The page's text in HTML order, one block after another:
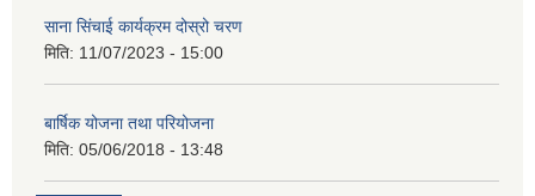
साना सिंचाई कार्यक्रम दोस्रो चरण
मिति: 11/07/2023 - 15:00
बार्षिक योजना तथा परियोजना
मिति: 05/06/2018 - 13:48